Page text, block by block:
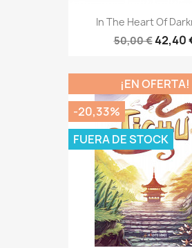
In The Heart Of
50,00 €42,40
¡EN OFERTA!
-20,33%
FUERA DE STOCK